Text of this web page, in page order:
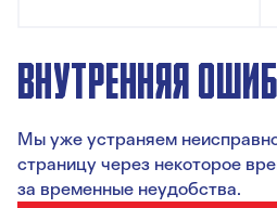
ВНУТРЕННЯЯ
Мы уже устраняем
страницу через некоторое
за временные неудобства.